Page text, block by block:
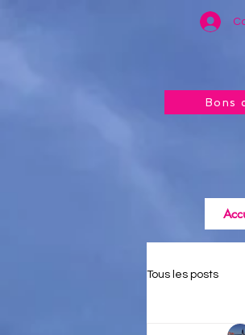
Bons
Tous les posts